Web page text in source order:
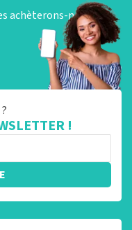
achèterons-nous !
!